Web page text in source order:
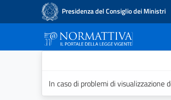
Presidenza del Consiglio dei Ministri
In caso di problemi di visualizzazione